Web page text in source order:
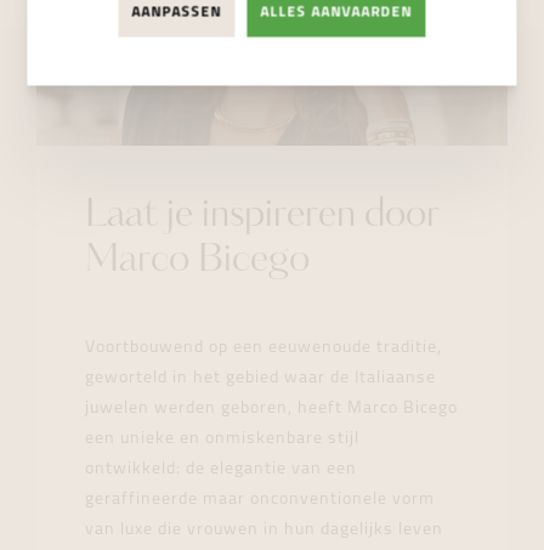
Laat je inspireren door
Marco Bicego
Voortbouwend op een eeuwenoude traditie,
geworteld in het gebied waar de Italiaanse
juwelen werden geboren, heeft Marco Bicego
een unieke en onmiskenbare stijl
ontwikkeld: de elegantie van een
geraffineerde maar onconventionele vorm
van luxe die vrouwen in hun dagelijks leven
AANPASSEN ALLES AANVAARDEN